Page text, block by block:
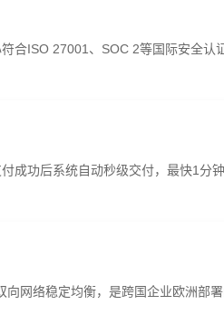
合ISO 27001、SOC 2等国际安全认
成功后系统自动秒级交付，最快1分
网络稳定均衡，是跨国企业欧洲部署